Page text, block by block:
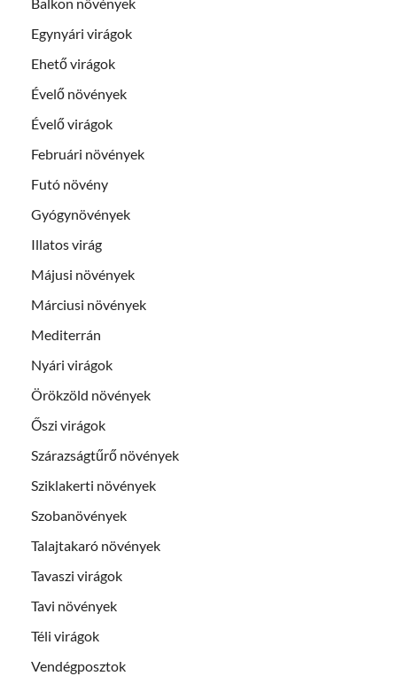
Egynyári virágok
Ehető virágok
Évelő növények
Évelő virágok
Februári növények
Futó növény
Gyógynövények
Illatos virág
Májusi növények
Márciusi növények
Mediterrán
Nyári virágok
Örökzöld növények
Őszi virágok
Szárazságtűrő növények
Sziklakerti növények
Szobanövények
Talajtakaró növények
Tavaszi virágok
Tavi növények
Téli virágok
Vendégposztok